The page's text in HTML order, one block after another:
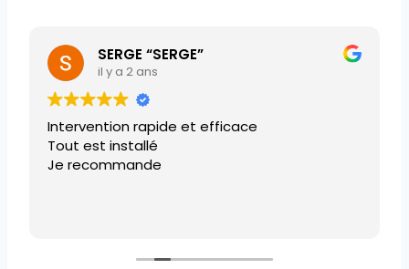
SERGE “SERGE”
il y a 2 ans
Intervention rapide et efficace
Tout est installé
Je recommande